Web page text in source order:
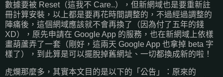
數據要被 Reset（這我不 Care..），但新網域也是要重新註
冊計算安裝，以上都是要再花時間調整的，不過經過調整的
陣痛後，這個網域應該就不會再換了（因為付了五年的錢
XD），原先申請在 Google App 的服務，也在新網域上依樣
畫葫蘆弄了一套（剛好，這兩天 Google App 也拿掉 beta 字
樣了），到此算是可以擺脫掉舊網址、一切都換成新的啦！
虎爛那麼多，其實本文目的是以下的「公告」：原來的